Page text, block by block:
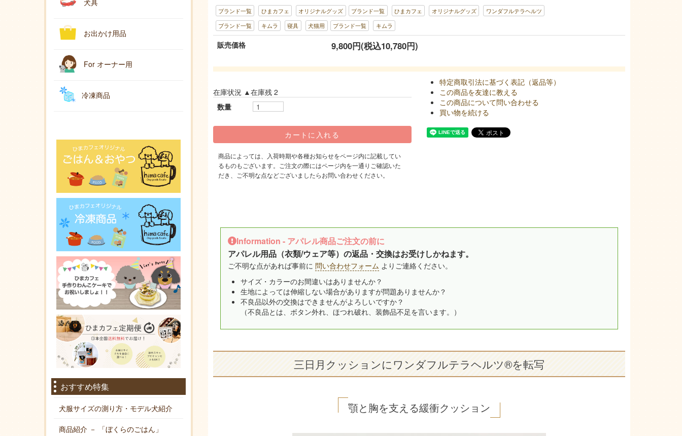
ブランド一覧 ひまカフェ オリジナルグッズ ブランド一覧 ひまカフェ オリジナルグッズ
ワンダフルテラヘルツ
ブランド一覧
キムラ 寝具 犬猫用 ブランド一覧 キムラ
販売価格 9,800円(税込10,780円)
在庫状況 ▲在庫残 2
数量
商品によっては、入荷時期や各種お知らせをページ内に記載してい
るものもございます。ご注文の際にはページ内を一通りご確認いた
だき、ご不明な点などございましたらお問い合わせください。
特定商取引法に基づく表記（返品等）
この商品を友達に教える
この商品について問い合わせる
買い物を続ける
Information - アパレル商品ご注文の前に
アパレル用品（衣類/ウェア等）の返品・交換はお受けしかねます。
ご不明な点があれば事前に 問い合わせフォーム よりご連絡ください。
サイズ・カラーのお間違いはありませんか？
生地によっては伸縮しない場合がありますが問題ありませんか？
不良品以外の交換はできませんがよろしいですか？
（不良品とは、ボタン外れ、ほつれ破れ、装飾品不足を言います。）
三日月クッションにワンダフルテラヘルツ®️を転写
顎と胸を支える緩衝クッション
お出かけ用品
For オーナー用
冷凍商品
おすすめ特集
犬服サイズの測り方・モデル犬紹介
商品紹介 － 「ぼくらのごはん」